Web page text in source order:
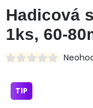
Stavba a dům
Hadicová
1ks, 60-
TIP